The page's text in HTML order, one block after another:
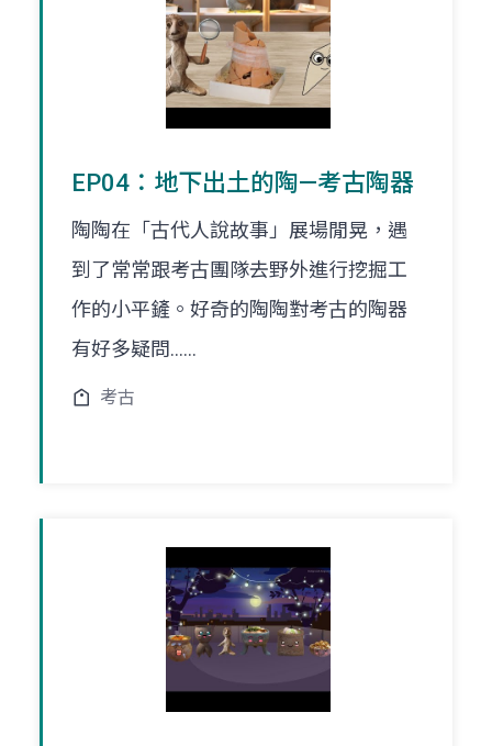
EP04：地下出土的陶—考古陶器
陶陶在「古代人說故事」展場閒晃，遇
到了常常跟考古團隊去野外進行挖掘工
作的小平鏟。好奇的陶陶對考古的陶器
有好多疑問......
考古